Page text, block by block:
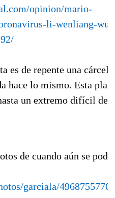
opinion/mario-
li-wenliang-
es de repente una cárcel,
hace lo mismo. Esta
un extremo difícil de
de cuando aún se
garciala/